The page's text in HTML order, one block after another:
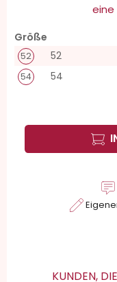
eine
Größe
52 52
54 54
KUNDEN,